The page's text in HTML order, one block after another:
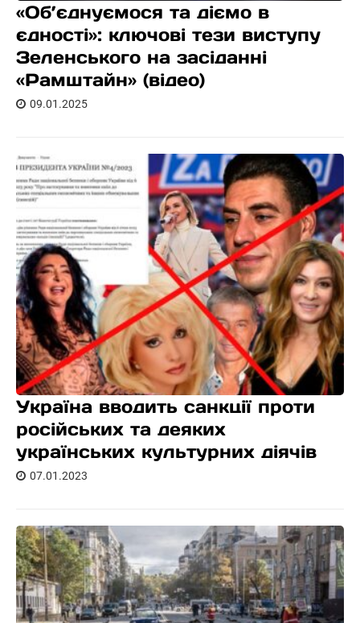
«Об’єднуємося та діємо в
єдності»: ключові тези виступу
Зеленського на засіданні
«Рамштайн» (відео)
09.01.2025
Україна вводить санкції проти
російських та деяких
українських культурних діячів
07.01.2023